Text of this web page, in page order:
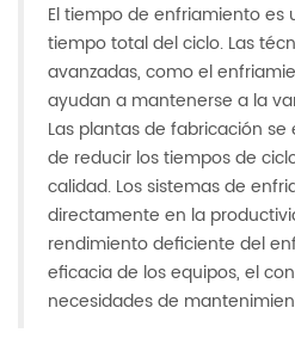
El tiempo de enfriamiento es
tiempo total del ciclo. Las
avanzadas, como el
ayudan a mantenerse a la
Las plantas de fabricación
de reducir los tiempos de
calidad. Los sistemas de
directamente en la
rendimiento deficiente del
eficacia de los equipos, el
necesidades de